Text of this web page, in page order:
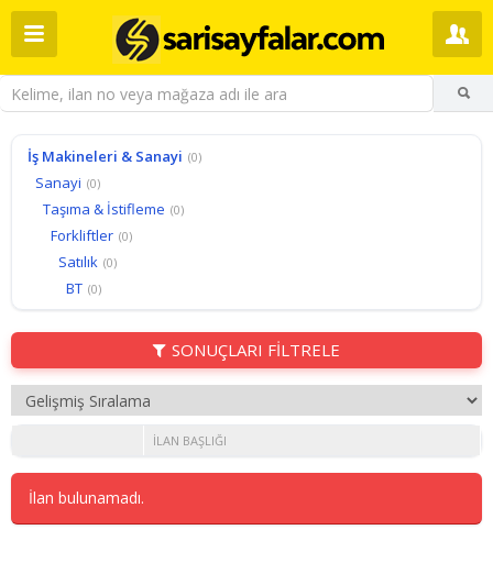
İş Makineleri & Sanayi (0)
Sanayi (0)
Taşıma & İstifleme (0)
Forkliftler (0)
Satılık (0)
BT (0)
SONUÇLARI FİLTRELE
İLAN BAŞLIĞI
İlan bulunamadı.